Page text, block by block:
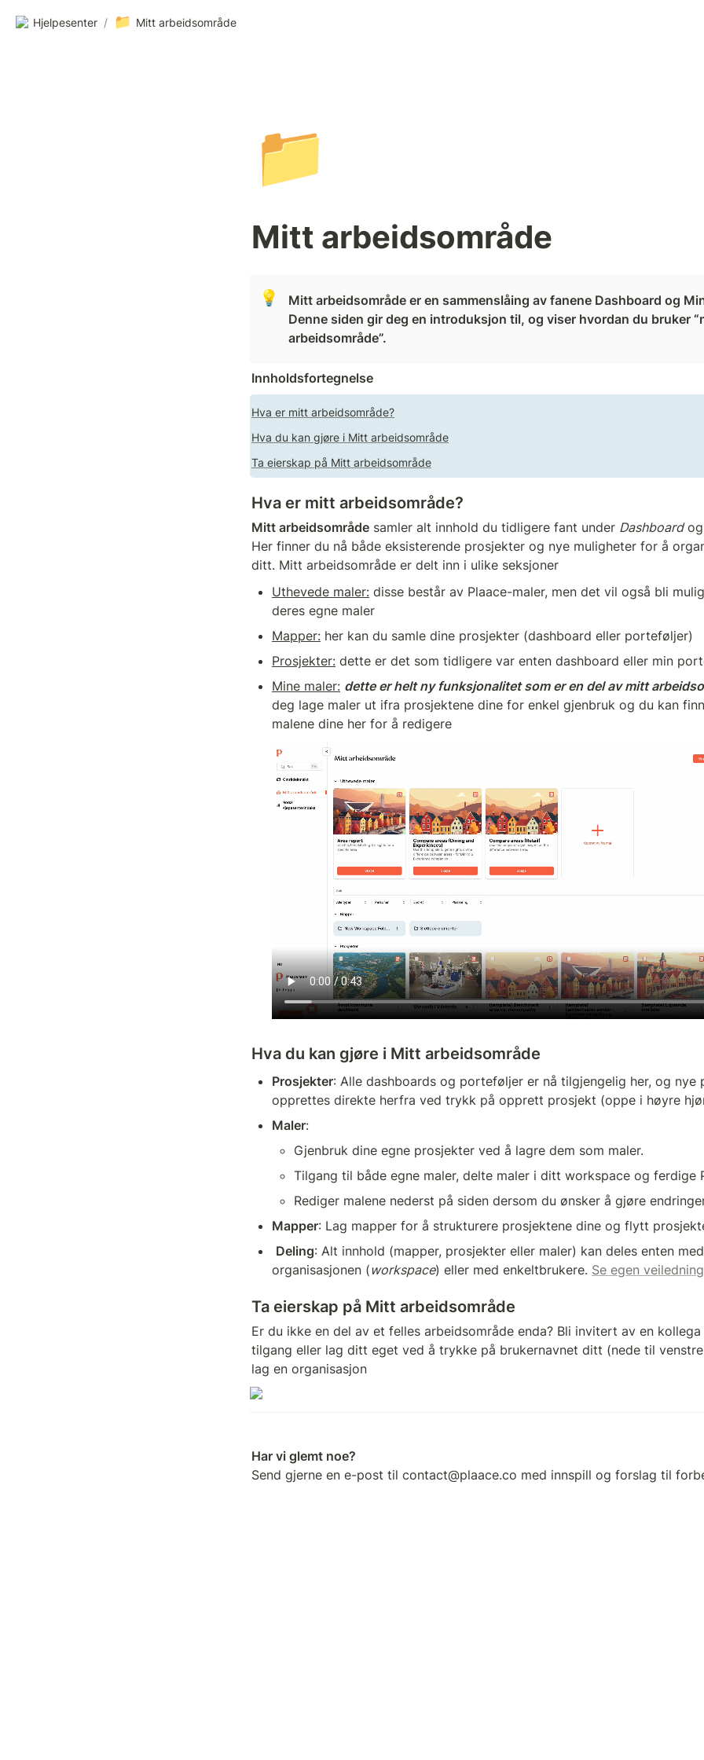
Hjelpesenter / 📁 Mitt arbeidsområde
📁
Mitt arbeidsområde
💡
Mitt arbeidsområde er en sammenslåing av fanene Dashboard og
Denne siden gir deg en introduksjon til, og viser hvordan du bruker
arbeidsområde”.
Innholdsfortegnelse
Hva er mitt arbeidsområde?
Hva du kan gjøre i Mitt arbeidsområde
Ta eierskap på Mitt arbeidsområde
Hva er mitt arbeidsområde?
Mitt arbeidsområde samler alt innhold du tidligere fant under Dashboard og
Her finner du nå både eksisterende prosjekter og nye muligheter for å
ditt. Mitt arbeidsområde er delt inn i ulike seksjoner
Uthevede maler: disse består av Plaace-maler, men det vil også bli
deres egne maler
Mapper: her kan du samle dine prosjekter (dashboard eller porteføljer)
Prosjekter: dette er det som tidligere var enten dashboard eller min
Mine maler: dette er helt ny funksjonalitet som er en del av mitt
deg lage maler ut ifra prosjektene dine for enkel gjenbruk og du kan
malene dine her for å redigere
Hva du kan gjøre i Mitt arbeidsområde
Prosjekter: Alle dashboards og porteføljer er nå tilgjengelig her, og nye
opprettes direkte herfra ved trykk på opprett prosjekt (oppe i høyre
Maler:
Gjenbruk dine egne prosjekter ved å lagre dem som maler.
Tilgang til både egne maler, delte maler i ditt workspace og ferdige
Rediger malene nederst på siden dersom du ønsker å gjøre
Mapper: Lag mapper for å strukturere prosjektene dine og flytt
Deling: Alt innhold (mapper, prosjekter eller maler) kan deles enten
organisasjonen (workspace) eller med enkeltbrukere. Se egen
Ta eierskap på Mitt arbeidsområde
Er du ikke en del av et felles arbeidsområde enda? Bli invitert av en
tilgang eller lag ditt eget ved å trykke på brukernavnet ditt (nede til
lag en organisasjon
Send gjerne en e-post til contact@plaace.co med innspill og forslag til